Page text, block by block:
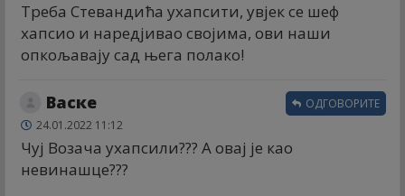
Треба Стевандића ухапсити, увјек се шеф
хапсио и наредјивао својима, ови наши
опкољавају сад њега полако!
Васке
24.01.2022 11:12
Чуј Возача ухапсили??? А овај је као
невинашце???
ОДГОВОРИТЕ